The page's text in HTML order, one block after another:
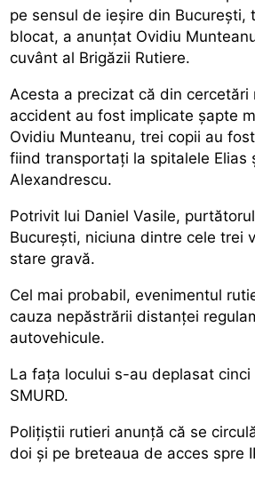
pe sensul de ieșire din București,
blocat, a anunțat Ovidiu
cuvânt al Brigăzii Rutiere.
Acesta a precizat că din cercetări
accident au fost implicate șapte
Ovidiu Munteanu, trei copii au
fiind transportați la spitalele Elias
Alexandrescu.
Potrivit lui Daniel Vasile,
București, niciuna dintre cele trei
stare gravă.
Cel mai probabil, evenimentul
cauza nepăstrării distanței
autovehicule.
La fața locului s-au deplasat cinci
SMURD.
Polițiștii rutieri anunță că se
doi și pe breteaua de acces spre